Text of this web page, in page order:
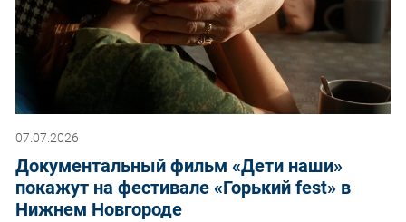
07.07.2026
Документальный фильм «Дети наши»
покажут на фестивале «Горький fest» в
Нижнем Новгороде